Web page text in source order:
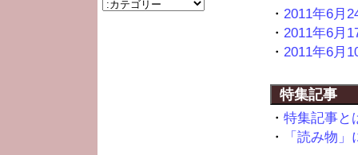
・ 2011年6月
・ 2011年6月
・ 2011年6月
特集記事
・ 特集記事と
・
「読み物